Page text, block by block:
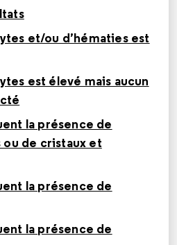
et/ou d’hématies est
est élevé mais aucun
la présence de
de cristaux et
la présence de
la présence de